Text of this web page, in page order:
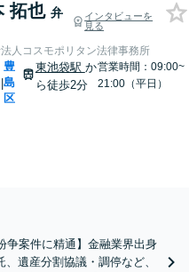
拓也 弁
インタビューを
見る
人コスモポリタン法律事務所
|
豊
島
区
東池袋駅 か
ら徒歩2分
営業時間：09:00~
21:00（平日）
争案件に精通】金融業界出身
遺産分割協議・調停など、